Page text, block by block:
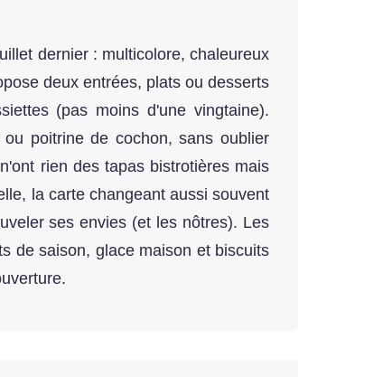
dernier : multicolore, chaleureux
deux entrées, plats ou desserts
(pas moins d'une vingtaine).
poitrine de cochon, sans oublier
rien des tapas bistrotières mais
la carte changeant aussi souvent
ses envies (et les nôtres). Les
de saison, glace maison et biscuits